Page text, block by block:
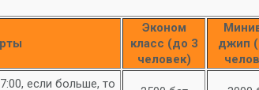
Эконом
класс (до 3
человек)
джип
если больше, то